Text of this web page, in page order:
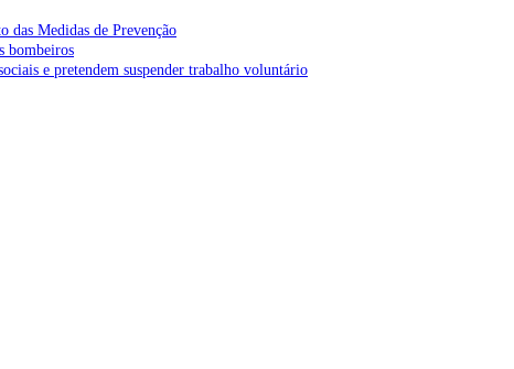
das Medidas de Prevenção
bombeiros
e pretendem suspender trabalho voluntário